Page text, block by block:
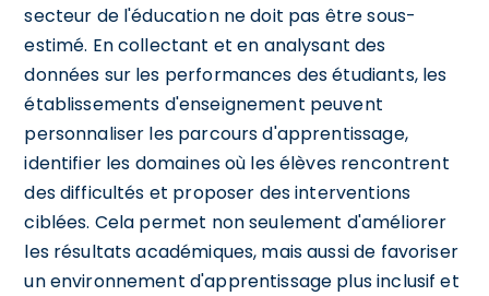
secteur de l'éducation ne doit pas être sous-
estimé. En collectant et en analysant des
données sur les performances des étudiants, les
établissements d'enseignement peuvent
personnaliser les parcours d'apprentissage,
identifier les domaines où les élèves rencontrent
des difficultés et proposer des interventions
ciblées. Cela permet non seulement d'améliorer
les résultats académiques, mais aussi de favoriser
un environnement d'apprentissage plus inclusif et